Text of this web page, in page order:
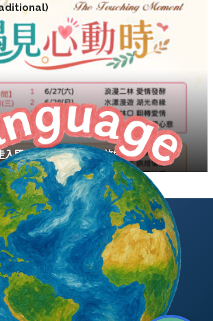
入國家公園 5/20中午開放報名